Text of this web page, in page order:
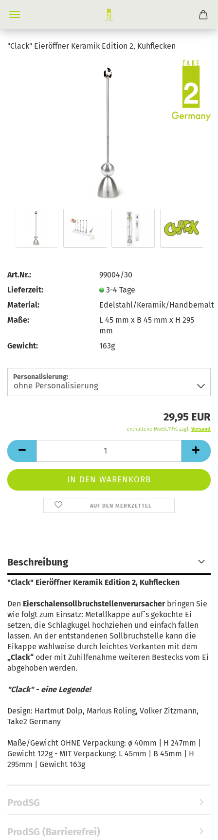
"Clack" Eieröffner Keramik Edition 2, Kuhflecken
Art.Nr.:
99004/30
Lieferzeit:
3-4 Tage
Material:
Edelstahl/Keramik/Handbemalt
Maße:
L 45 mm x B 45 mm x H 295
mm
Gewicht:
163g
Personalisierung:
29,95 EUR
enthaltene MwSt.19% zzgl. Versand
AUF DEN MERKZETTEL
Beschreibung
"Clack" Eieröffner Keramik Edition 2, Kuhflecken
Den Eierschalensollbruchstellenverursacherbringen Sie
wie folgt zum Einsatz: Metallkappe auf´s gekochte Ei
setzen, die Schlagkugel hochziehen und einfach fallen
lassen. An der entstandenen Sollbruchstelle kann die
Eikappe wahlweise durch leichtes Verkanten mit dem
„Clack“ oder mit Zuhilfenahme weiteren Bestecks vom Ei
abgehoben werden.
"Clack" - eine Legende!
Design: Hartmut Dolp, Markus Roling, Volker Zitzmann,
Take2 Germany
Maße/Gewicht OHNE Verpackung: ø 40mm | H 247mm |
Gewicht 122g - MIT Verpackung: L 45mm | B 45mm | H
295mm | Gewicht 163g
ProdSG
ProdSG (Barrierefrei)